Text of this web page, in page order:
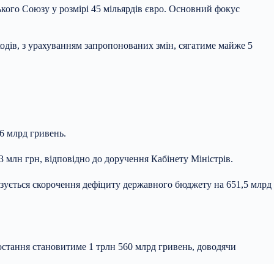
Союзу у розмірі 45 мільярдів євро. Основний фокус
з урахуванням запропонованих змін, сягатиме майже 5
млрд гривень.
грн, відповідно до доручення Кабінету Міністрів.
скорочення дефіциту державного бюджету на 651,5 млрд
становитиме 1 трлн 560 млрд гривень, доводячи